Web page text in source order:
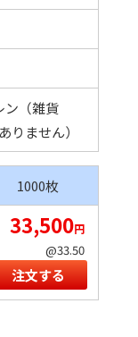
ン（雑貨
ません）
1000枚
33,500円
@33.50
注文する